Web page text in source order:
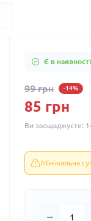
Є в наявності
99 грн -14%
85 грн
Ви заощаджуєте:
Мінімальна